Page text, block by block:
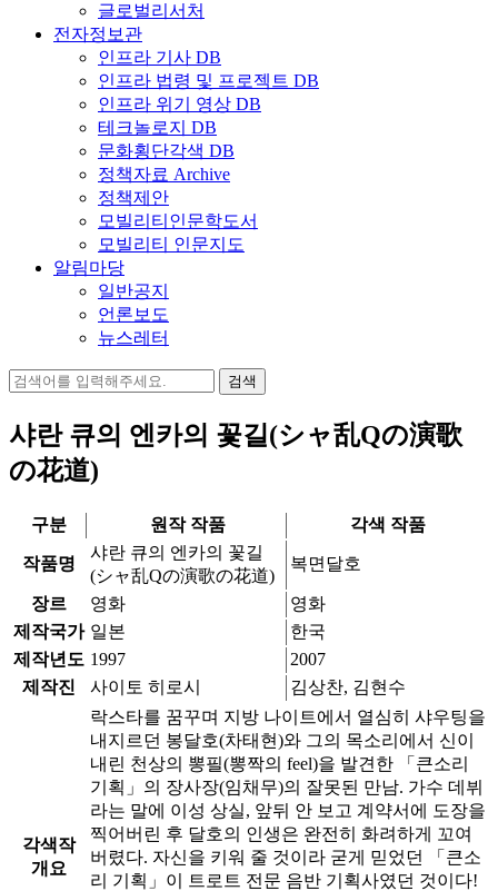
글로벌리서처
전자정보관
인프라 기사 DB
인프라 법령 및 프로젝트 DB
인프라 위기 영상 DB
테크놀로지 DB
문화횡단각색 DB
정책자료 Archive
정책제안
모빌리티인문학도서
모빌리티 인문지도
알림마당
일반공지
언론보도
뉴스레터
검
샤란 큐의 엔카의 꽃길(シャ乱Qの演歌
の花道)
구분 원작 작품 각색 작품
작품명
샤란 큐의 엔카의 꽃길
(シャ乱Qの演歌の花道)
복면달호
장르 영화
영화
제작국가 일본
한국
제작년도 1997
2007
제작진
사이토 히로시 김상찬, 김현수
각색작
개요
락스타를 꿈꾸며 지방 나이트에서 열심히 샤우팅을
내지르던 봉달호(차태현)와 그의 목소리에서 신이
내린 천상의 뽕필(뽕짝의 feel)을 발견한 「큰소리
기획」의 장사장(임채무)의 잘못된 만남. 가수 데뷔
라는 말에 이성 상실, 앞뒤 안 보고 계약서에 도장을
찍어버린 후 달호의 인생은 완전히 화려하게 꼬여
버렸다. 자신을 키워 줄 것이라 굳게 믿었던 「큰소
리 기획」이 트로트 전문 음반 기획사였던 것이다!